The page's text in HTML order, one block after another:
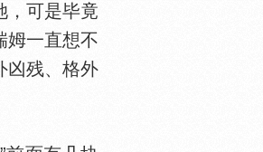
，可是毕竟
姆一直想不
凶残、格外